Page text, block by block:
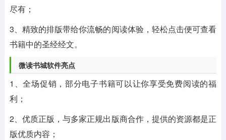
尽有；
3、精致的排版带给你流畅的阅读体验，轻松点击便可查看
书籍中的圣经经文。
微读书城软件亮点
1、全场促销，部分电子书籍可以让你享受免费阅读的福
利；
2、优质正版，与多家正规出版商合作，提供的资源都是正
版优质内容；